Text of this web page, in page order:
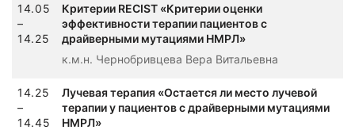
14.05
–
14.25
Критерии RECIST «Критерии оценки
эффективности терапии пациентов с
драйверными мутациями НМРЛ»
к.м.н. Чернобривцева Вера Витальевна
14.25
–
14.45
Лучевая терапия «Остается ли место лучевой
терапии у пациентов с драйверными мутациями
НМРЛ»